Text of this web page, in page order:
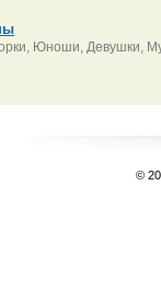
Юноши, Девушки,
©